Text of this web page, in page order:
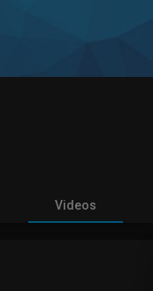
Videos